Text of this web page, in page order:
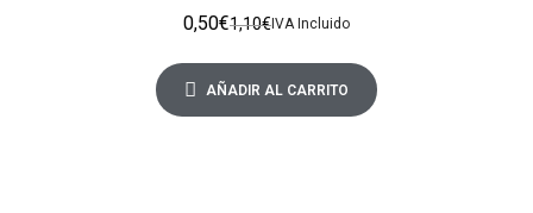
1,10€
0,50€ IVA Incluido
AÑADIR AL CARRITO